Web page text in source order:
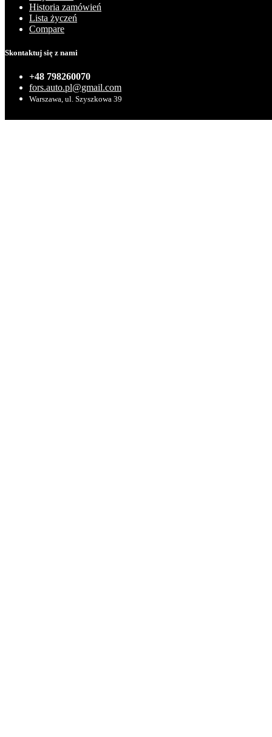
Historia zamówień
Lista życzeń
Compare
Skontaktuj się z nami
+48 798260070
fors.auto.pl@gmail.com
Warszawa, ul. Szyszkowa 39